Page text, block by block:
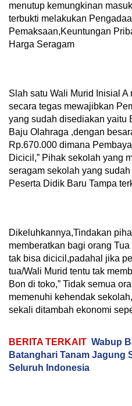
menutup kemungkinan
terbukti melakukan
Pemaksaan,Keuntungan
Harga Seragam
Slah satu Wali Murid Inisial
secara tegas mewajibkan
yang sudah disediakan yaitu
Baju Olahraga ,dengan
Rp.670.000 dimana
Dicicil,” Pihak sekolah yang
seragam sekolah yang
Peserta Didik Baru Tampa
Dikeluhkannya,Tindakan
memberatkan bagi orang
tak bisa dicicil,padahal jika
tua/Wali Murid tentu tak
Bon di toko,” Tidak semua
memenuhi kehendak
sekali ditambah ekonomi
BERITA TERKAIT Wabup
Batanghari Tanam Jagung
Seluruh Indonesia